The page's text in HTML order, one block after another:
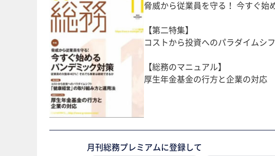
脅威から従業員を守る！ 今すぐ始
【第二特集】
コストから投資へのパラダイムシ
【総務のマニュアル】
厚生年金基金の行方と企業の対応
月刊総務プレミアムに登録して